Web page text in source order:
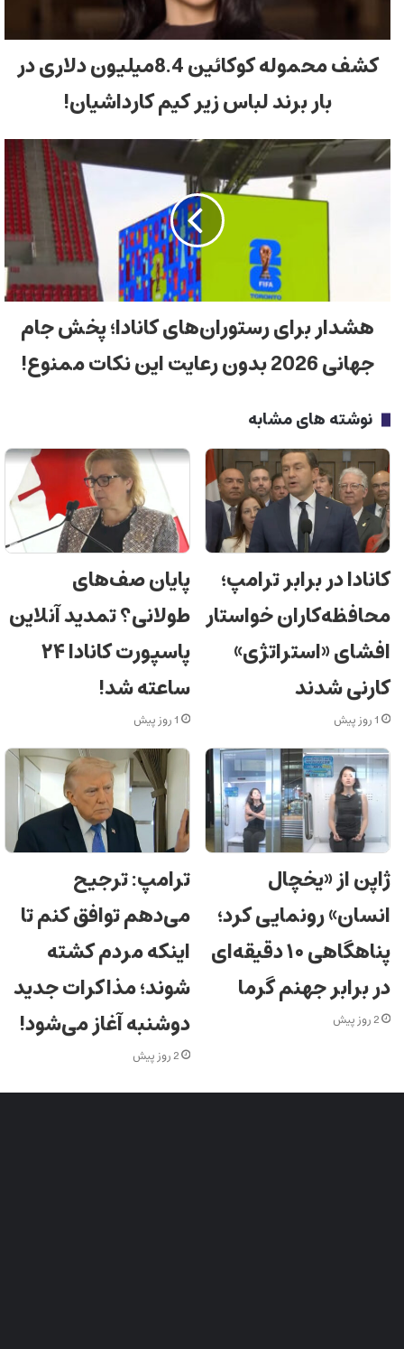
کشف محموله کوکائین 8.4میلیون دلاری در
بار برند لباس زیر کیم کارداشیان!
هشدار برای رستوران‌های کانادا؛ پخش جام
جهانی 2026 بدون رعایت این نکات ممنوع!
نوشته های مشابه
کانادا در برابر ترامپ؛
محافظه‌کاران خواستار
افشای «استراتژی»
کارنی شدند
1 روز پیش
پایان صف‌های
طولانی؟ تمدید آنلاین
پاسپورت کانادا ۲۴
ساعته شد!
1 روز پیش
ژاپن از «یخچال
انسان» رونمایی کرد؛
پناهگاهی ۱۰ دقیقه‌ای
در برابر جهنم گرما
2 روز پیش
ترامپ: ترجیح
می‌دهم توافق کنم تا
اینکه مردم کشته
شوند؛ مذاکرات جدید
دوشنبه آغاز می‌شود!
2 روز پیش